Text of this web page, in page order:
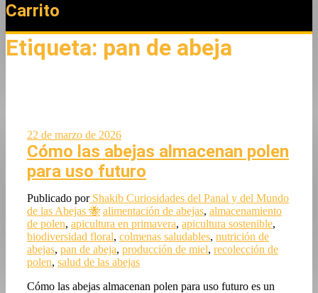
Carrito
Etiqueta: pan de abeja
22 de marzo de 2026
Cómo las abejas almacenan polen
para uso futuro
Publicado porShakib Curiosidades del Panal y del Mundo
de las Abejas 🐝 alimentación de abejas, almacenamiento
de polen, apicultura en primavera, apicultura sostenible,
biodiversidad floral, colmenas saludables, nutrición de
abejas, pan de abeja, producción de miel, recolección de
polen, salud de las abejas
Cómo las abejas almacenan polen para uso futuro es un